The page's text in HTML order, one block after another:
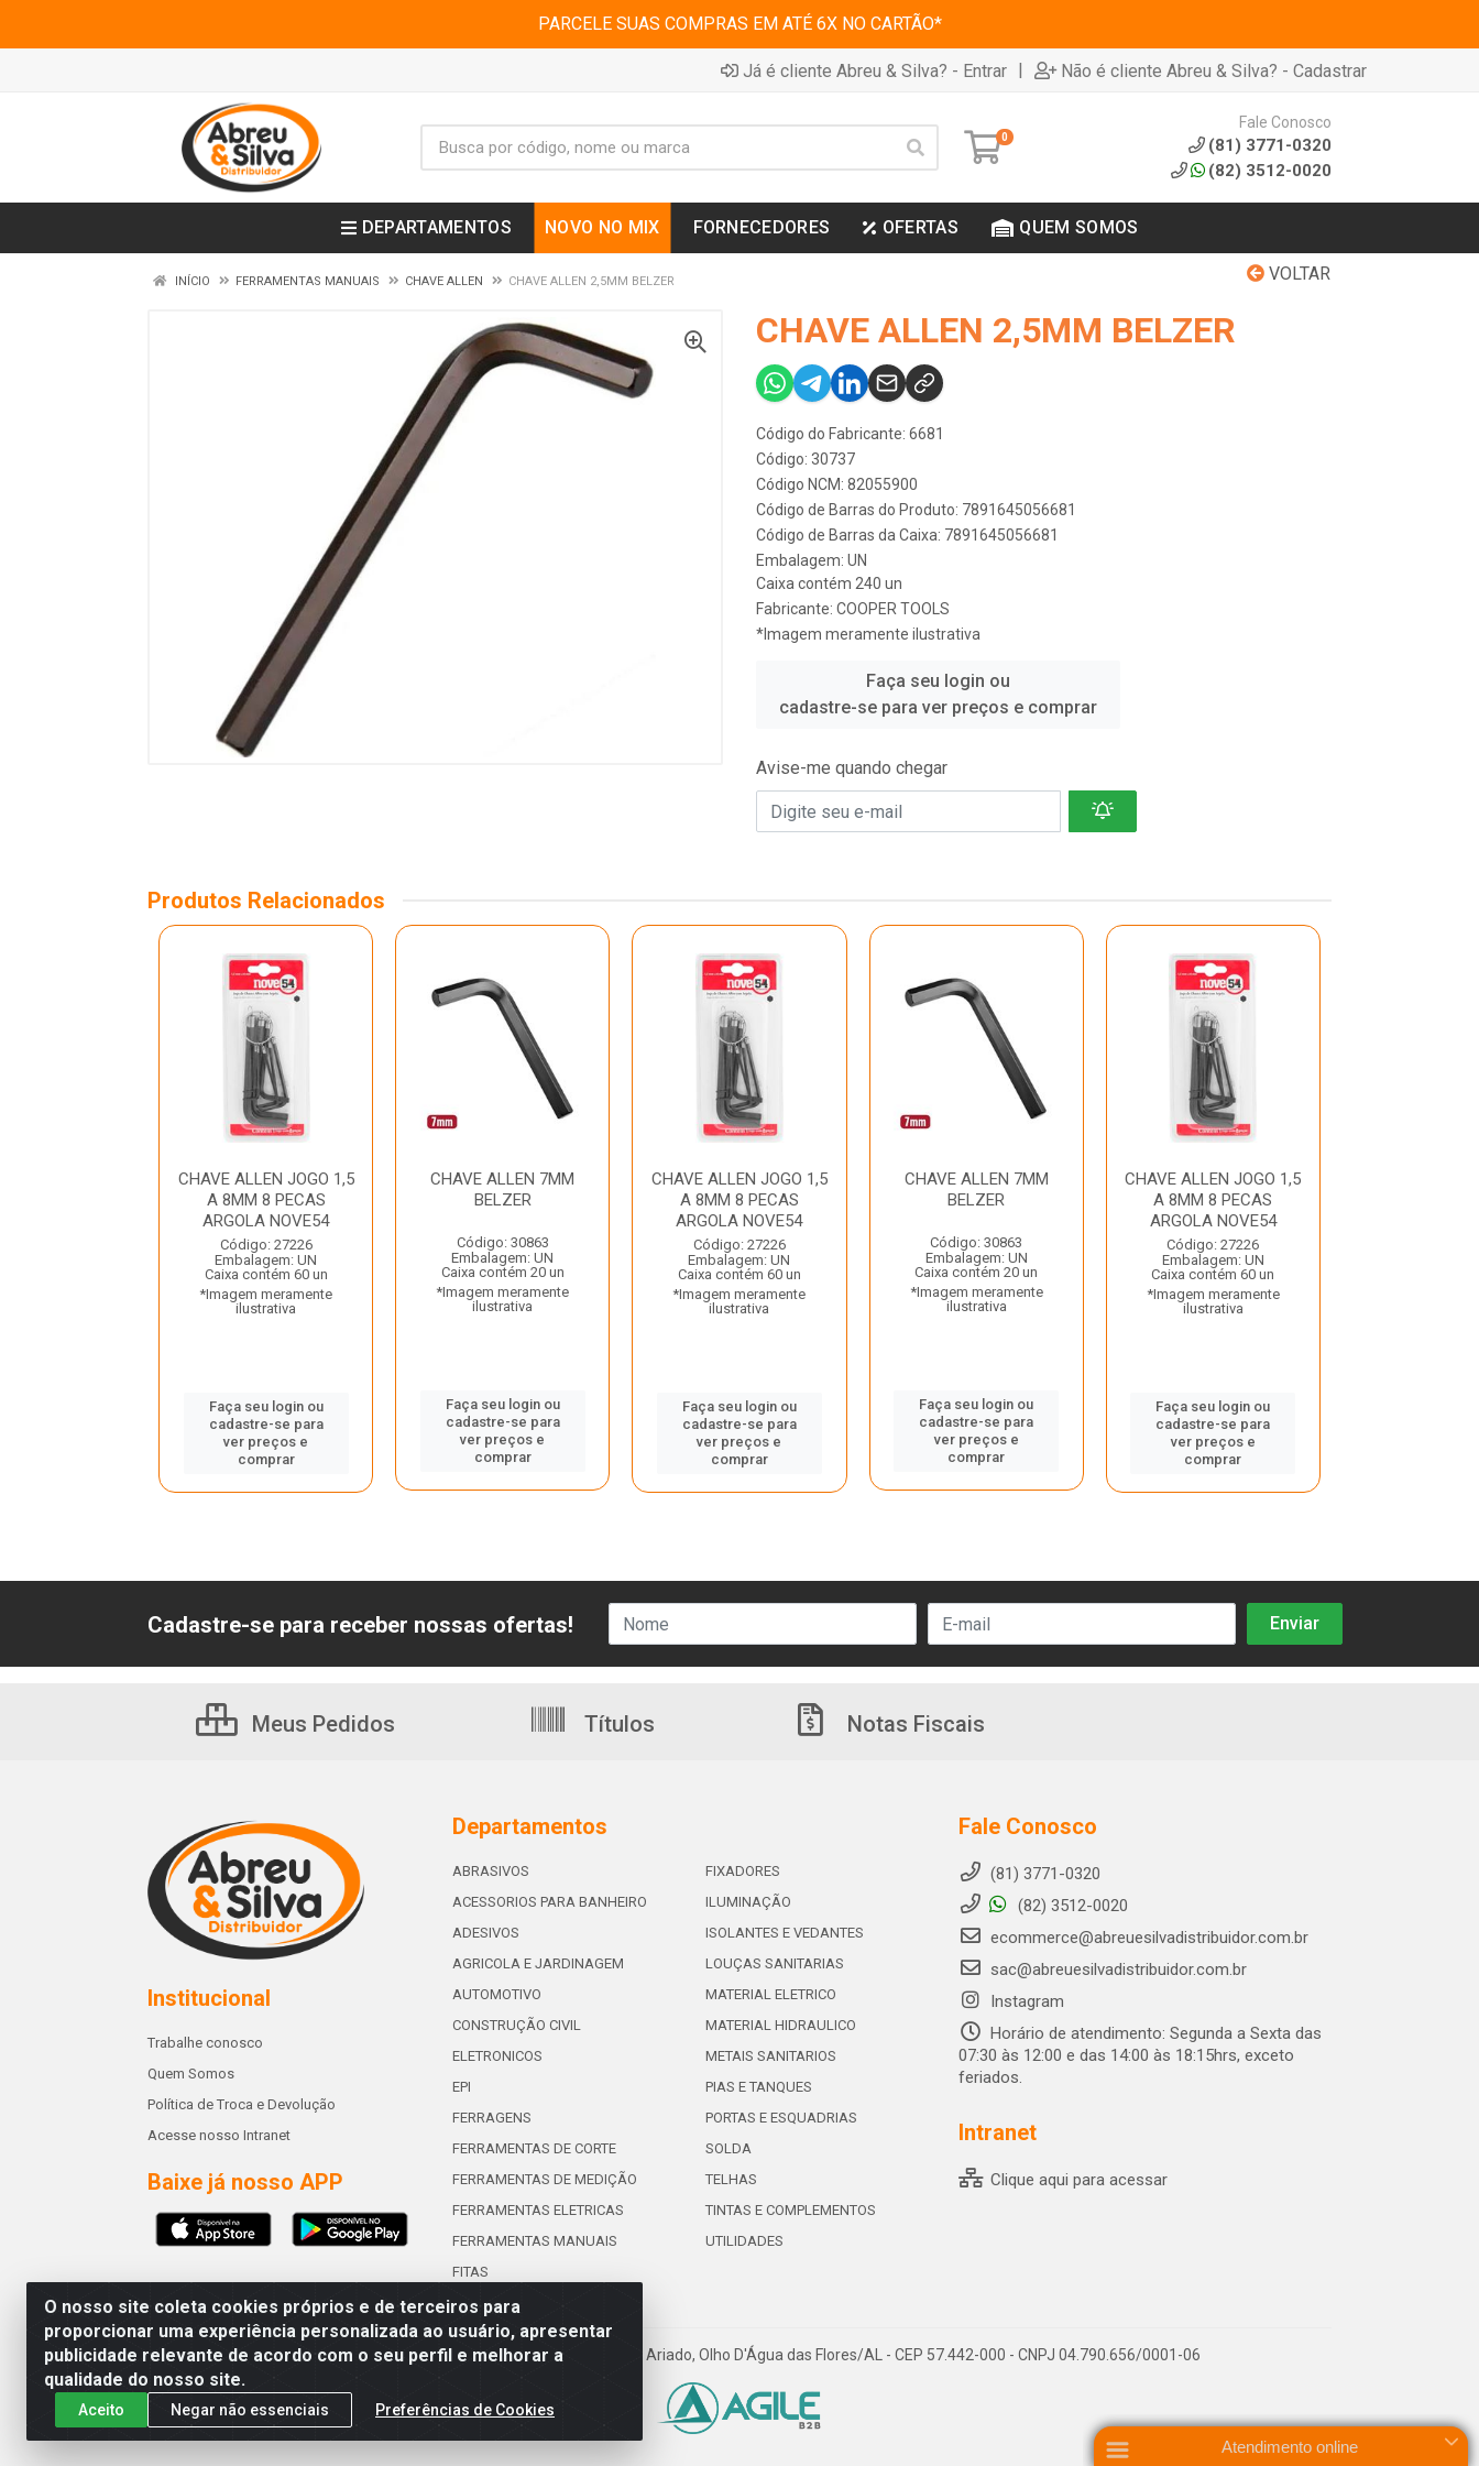
PARCELE SUAS COMPRAS EM ATÉ 6X NO CARTÃO*
Já é cliente Abreu & Silva? - Entrar | Não é cliente Abreu & Silva? - Cadastrar
0
Fale Conosco
(81) 3771-0320
(82) 3512-0020
DEPARTAMENTOS NOVO NO MIX FORNECEDORES OFERTAS QUEM SOMOS
VOLTAR
INÍCIO FERRAMENTAS MANUAIS CHAVE ALLEN CHAVE ALLEN 2,5MM BELZER
CHAVE ALLEN 2,5MM BELZER
Código do Fabricante: 6681
Código: 30737
Código NCM: 82055900
Código de Barras do Produto: 7891645056681
Código de Barras da Caixa: 7891645056681
Embalagem: UN
Caixa contém 240 un
Fabricante: COOPER TOOLS
*Imagem meramente ilustrativa
Faça seu login ou
cadastre-se para ver preços e comprar
Avise-me quando chegar
Produtos Relacionados
CHAVE ALLEN JOGO 1,5
A 8MM 8 PECAS
ARGOLA NOVE54
Código: 27226
Embalagem: UN
Caixa contém 60 un
*Imagem meramente
ilustrativa
Faça seu login ou
cadastre-se para
ver preços e
comprar
CHAVE ALLEN 7MM
BELZER
Código: 30863
Embalagem: UN
Caixa contém 20 un
*Imagem meramente
ilustrativa
Faça seu login ou
cadastre-se para
ver preços e
comprar
CHAVE ALLEN JOGO 1,5
A 8MM 8 PECAS
ARGOLA NOVE54
Código: 27226
Embalagem: UN
Caixa contém 60 un
*Imagem meramente
ilustrativa
Faça seu login ou
cadastre-se para
ver preços e
comprar
CHAVE ALLEN 7MM
BELZER
Código: 30863
Embalagem: UN
Caixa contém 20 un
*Imagem meramente
ilustrativa
Faça seu login ou
cadastre-se para
ver preços e
comprar
CHAVE ALLEN JOGO 1,5
A 8MM 8 PECAS
ARGOLA NOVE54
Código: 27226
Embalagem: UN
Caixa contém 60 un
*Imagem meramente
ilustrativa
Faça seu login ou
cadastre-se para
ver preços e
comprar
O nosso site coleta cookies próprios e de terceiros para
proporcionar uma experiência personalizada ao usuário, apresentar
publicidade relevante de acordo com o seu perfil e melhorar a
qualidade do nosso site.
Aceito Negar não essenciais Preferências de Cookies
Cadastre-se para receber nossas ofertas!
Meus Pedidos Títulos Notas Fiscais
Institucional
Trabalhe conosco
Quem Somos
Política de Troca e Devolução
Acesse nosso Intranet
Baixe já nosso APP
Departamentos
ABRASIVOS
ACESSORIOS PARA BANHEIRO
ADESIVOS
AGRICOLA E JARDINAGEM
AUTOMOTIVO
CONSTRUÇÃO CIVIL
ELETRONICOS
EPI
FERRAGENS
FERRAMENTAS DE CORTE
FERRAMENTAS DE MEDIÇÃO
FERRAMENTAS ELETRICAS
FERRAMENTAS MANUAIS
FITAS
FIXADORES
ILUMINAÇÃO
ISOLANTES E VEDANTES
LOUÇAS SANITARIAS
MATERIAL ELETRICO
MATERIAL HIDRAULICO
METAIS SANITARIOS
PIAS E TANQUES
PORTAS E ESQUADRIAS
SOLDA
TELHAS
TINTAS E COMPLEMENTOS
UTILIDADES
Fale Conosco
(81) 3771-0320
(82) 3512-0020
ecommerce@abreuesilvadistribuidor.com.br
sac@abreuesilvadistribuidor.com.br
Instagram
Horário de atendimento: Segunda a Sexta das
07:30 às 12:00 e das 14:00 às 18:15hrs, exceto
feriados.
Intranet
Clique aqui para acessar
Abreu & Silva - Rua Padre Jose de Souza Leite, 265 - Ariado, Olho D'Água das Flores/AL - CEP 57.442-000 - CNPJ 04.790.656/0001-06